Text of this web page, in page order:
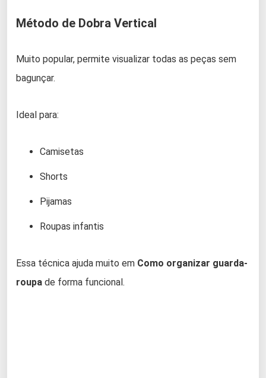
Método de Dobra Vertical
Muito popular, permite visualizar todas as peças sem
bagunçar.
Ideal para:
Camisetas
Shorts
Pijamas
Roupas infantis
Essa técnica ajuda muito em Como organizar guarda-
roupa de forma funcional.